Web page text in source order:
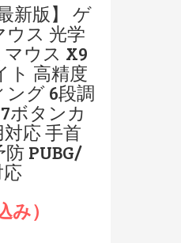
新版】 ゲ
ウス 光学
ウス X9
ト 高精度
グ 6段調
ボタンカ
応 手首
PUBG/
み）